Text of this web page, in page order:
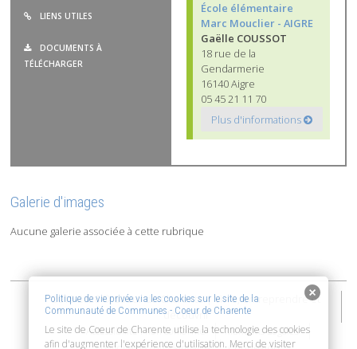
LIENS UTILES
DOCUMENTS À
TÉLÉCHARGER
École élémentaire
Marc Mouclier - AIGRE
Gaëlle COUSSOT
18 rue de la
Gendarmerie
16140 Aigre
05 45 21 11 70
Plus d'informations
Galerie d'images
Aucune galerie associée à cette rubrique
2015-2026 © Coeur de Charente | Vivre, entreprendre et
découvrir
Accessibilité : non conforme
Mentions Légales
Politique de vie privée via les cookies sur le site de la
Communauté de Communes - Coeur de Charente
Le site de Coeur de Charente utilise la technologie des cookies
afin d'augmenter l'expérience d'utilisation. Merci de visiter